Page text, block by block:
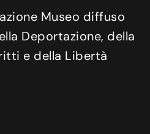
Museo diffuso
Deportazione, della
e della Libertà